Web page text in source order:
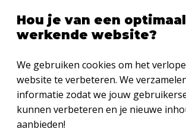
Bedankt!
Het is gelukt! Je ontvangt per e-mail
Vond je dit leuk? Deel deze quiz dan met
familie:
Delen
Hou je van een optimaal
werkende website?
We gebruiken cookies om het
website te verbeteren. We
informatie zodat we jouw
kunnen verbeteren en je nieuwe
aanbieden!